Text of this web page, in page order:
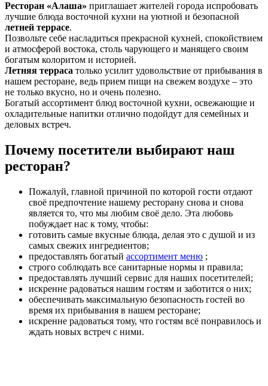
Ресторан «Алаша» приглашает жителей города испробовать
лучшие блюда восточной кухни на уютной и безопасной
летней террасе.
Позвольте себе насладиться прекрасной кухней, спокойствием
и атмосферой востока, столь чарующего и манящего своим
богатым колоритом и историей.
Летняя терраса только усилит удовольствие от прибывания в
нашем ресторане, ведь прием пищи на свежем воздухе – это
не только вкусно, но и очень полезно.
Богатый ассортимент блюд восточной кухни, освежающие и
охладительные напитки отлично подойдут для семейных и
деловых встреч.
Почему посетители выбирают наш
ресторан?
Пожалуй, главной причиной по которой гости отдают
своё предпочтение нашему ресторану снова и снова
является то, что мы любим своё дело. Эта любовь
побуждает нас к тому, чтобы:
готовить самые вкусные блюда, делая это с душой и из
самых свежих ингредиентов;
предоставлять богатый ассортимент меню ;
строго соблюдать все санитарные нормы и правила;
предоставлять лучший сервис для наших посетителей;
искренне радоваться нашим гостям и заботится о них;
обеспечивать максимальную безопасность гостей во
время их прибывания в нашем ресторане;
искренне радоваться тому, что гостям всё понравилось и
ждать новых встреч с ними.